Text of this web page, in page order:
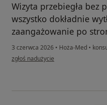
Wizyta przebiegła bez
wszystko dokładnie
zaangażowanie po
3 czerwca 2026 • Hoża-Med •
w opinii użytkownika Iwona
zgłoś nadużycie